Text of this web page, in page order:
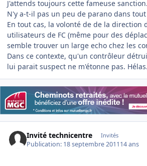
J'attends toujours cette fameuse sanction.
N'y a-t-il pas un peu de parano dans tout
En tout cas, la volonté de de la direction
utilisateurs de FC (même pour des
semble trouver un large echo chez les
Dans ce contexte, qu'un contrôleur
lui parait suspect ne m'étonne pas. Hélas.
Invité technicentre Invités
Publication: 18 septembre 201114 ans